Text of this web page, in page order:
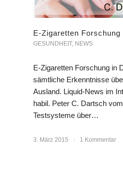
E-Zigaretten
GESUNDHEIT, NEWS
E-Zigaretten Forschung in
sämtliche Erkenntnisse
Ausland. Liquid-News im
habil. Peter C. Dartsch
Testsysteme über…
3. März 2015 / 1 Kommentar